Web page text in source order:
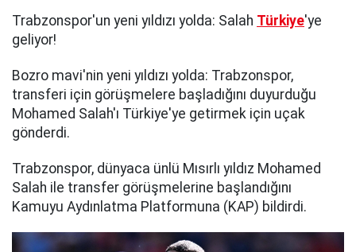
Trabzonspor'un yeni yıldızı yolda: Salah Türkiye'ye
geliyor!
Bozro mavi'nin yeni yıldızı yolda: Trabzonspor,
transferi için görüşmelere başladığını duyurduğu
Mohamed Salah'ı Türkiye'ye getirmek için uçak
gönderdi.
Trabzonspor, dünyaca ünlü Mısırlı yıldız Mohamed
Salah ile transfer görüşmelerine başlandığını
Kamuyu Aydınlatma Platformuna (KAP) bildirdi.